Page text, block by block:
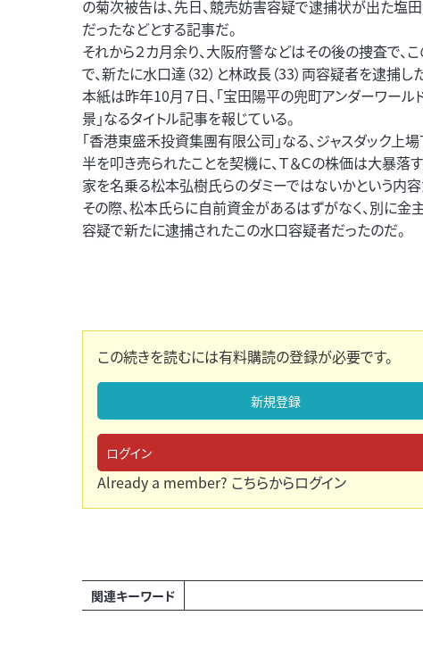
の菊次被告は、先日、競売妨害容疑で逮捕状が出た塩
だったなどとする記事だ。
それから２カ月余り、大阪府警などはその後の捜査で、
で、新たに水口達（32）と林政長（33）両容疑者を逮捕し
本紙は昨年10月７日、「宝田陽平の兜町アンダーワール
景」なるタイトル記事を報じている。
「香港東盛禾投資集團有限公司」なる、ジャスダック上
半を叩き売られたことを契機に、Ｔ＆Ｃの株価は大暴落
家を名乗る松本弘樹氏らのダミーではないかという内容
その際、松本氏らに自前資金があるはずがなく、別に
容疑で新たに逮捕されたこの水口容疑者だったのだ。
この続きを読むには有料購読の登録が必要です。
新規登録
ログイン
Already a member? こちらからログイン
関連キーワード